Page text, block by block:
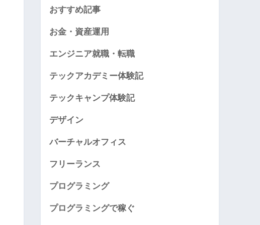
おすすめ記事
お金・資産運用
エンジニア就職・転職
テックアカデミー体験記
テックキャンプ体験記
デザイン
バーチャルオフィス
フリーランス
プログラミング
プログラミングで稼ぐ